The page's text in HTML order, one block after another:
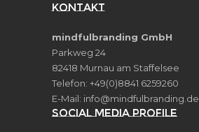
Kontakt
mindfulbranding GmbH
Parkweg 24
82418 Murnau am Staffelsee
Telefon: +49(0)8841 6259260
E-Mail: info@mindfulbranding.de
Social Media Profile